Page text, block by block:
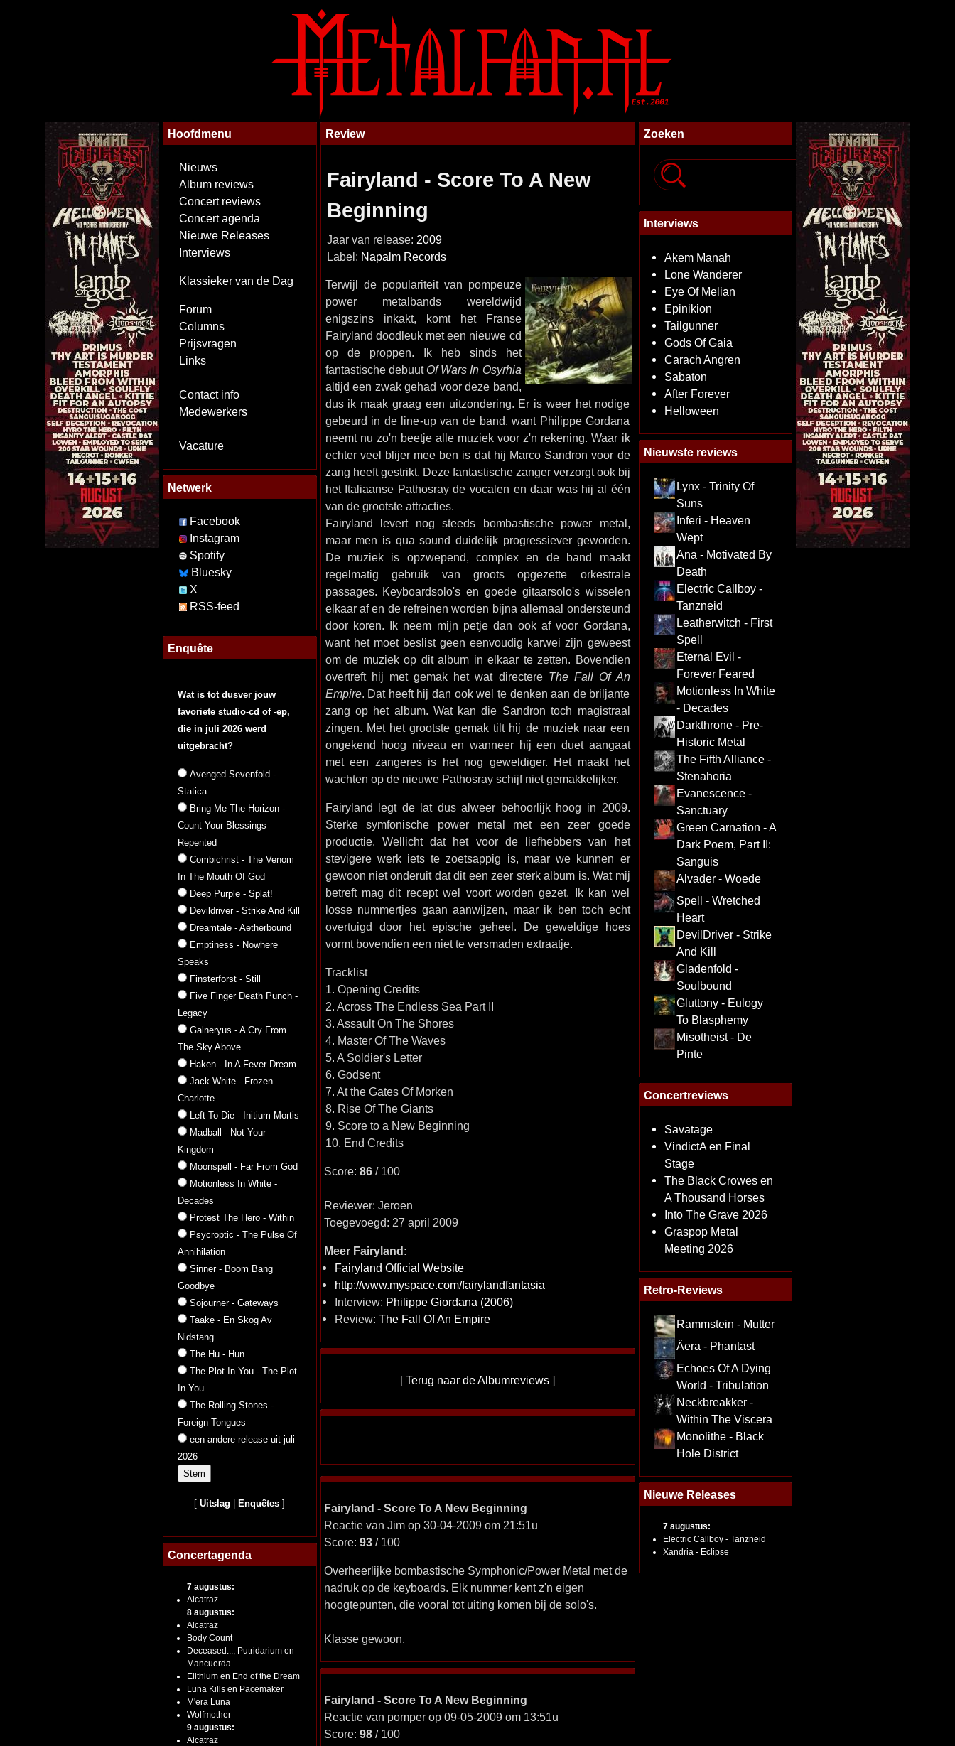
Hoofdmenu
Nieuws
Album reviews
Concert reviews
Concert agenda
Nieuwe Releases
Interviews
Klassieker van de Dag
Forum
Columns
Prijsvragen
Links
Contact info
Medewerkers
Vacature
Netwerk
Facebook
Instagram
Spotify
Bluesky
X
RSS-feed
Enquête
Wat is tot dusver jouw
favoriete studio-cd of -ep,
die in juli 2026 werd
uitgebracht?
Avenged Sevenfold -
Statica
Bring Me The Horizon -
Count Your Blessings
Repented
Combichrist - The Venom
In The Mouth Of God
Deep Purple - Splat!
Devildriver - Strike And Kill
Dreamtale - Aetherbound
Emptiness - Nowhere
Speaks
Finsterforst - Still
Five Finger Death Punch -
Legacy
Galneryus - A Cry From
The Sky Above
Haken - In A Fever Dream
Jack White - Frozen
Charlotte
Left To Die - Initium Mortis
Madball - Not Your
Kingdom
Moonspell - Far From God
Motionless In White -
Decades
Protest The Hero - Within
Psycroptic - The Pulse Of
Annihilation
Sinner - Boom Bang
Goodbye
Sojourner - Gateways
Taake - En Skog Av
Nidstang
The Hu - Hun
The Plot In You - The Plot
In You
The Rolling Stones -
Foreign Tongues
een andere release uit juli
2026
[Uitslag Enquêtes ]
Concertagenda
7 augustus:
Alcatraz
8 augustus:
Alcatraz
Body Count
Deceased..., Putridarium en
Mancuerda
Elithium en End of the Dream
Luna Kills en Pacemaker
M'era Luna
Wolfmother
9 augustus:
Alcatraz
Review
Fairyland - Score To A New
Beginning
Jaar van release: 2009
Label: Napalm Records
Terwijl de populariteit van pompeuze
power metalbands wereldwijd
enigszins inkakt, komt het Franse
Fairyland doodleuk met een nieuwe cd
op de proppen. Ik heb sinds het
fantastische debuut Of Wars In Osyrhia
altijd een zwak gehad voor deze band,
dus ik maak graag een uitzondering. Er is weer het nodige
gebeurd in de line-up van de band, want Philippe Gordana
neemt nu zo'n beetje alle muziek voor z'n rekening. Waar ik
echter veel blijer mee ben is dat hij Marco Sandron voor de
zang heeft gestrikt. Deze fantastische zanger verzorgt ook bij
het Italiaanse Pathosray de vocalen en daar was hij al één
van de grootste attracties.
Fairyland levert nog steeds bombastische power metal,
maar men is qua sound duidelijk progressiever geworden.
De muziek is opzwepend, complex en de band maakt
regelmatig gebruik van groots opgezette orkestrale
passages. Keyboardsolo's en goede gitaarsolo's wisselen
elkaar af en de refreinen worden bijna allemaal ondersteund
door koren. Ik neem mijn petje dan ook af voor Gordana,
want het moet beslist geen eenvoudig karwei zijn geweest
om de muziek op dit album in elkaar te zetten. Bovendien
overtreft hij met gemak het wat directere The Fall Of An
Empire. Dat heeft hij dan ook wel te denken aan de briljante
zang op het album. Wat kan die Sandron toch magistraal
zingen. Met het grootste gemak tilt hij de muziek naar een
ongekend hoog niveau en wanneer hij een duet aangaat
met een zangeres is het nog geweldiger. Het maakt het
wachten op de nieuwe Pathosray schijf niet gemakkelijker.
Fairyland legt de lat dus alweer behoorlijk hoog in 2009.
Sterke symfonische power metal met een zeer goede
productie. Wellicht dat het voor de liefhebbers van het
stevigere werk iets te zoetsappig is, maar we kunnen er
gewoon niet onderuit dat dit een zeer sterk album is. Wat mij
betreft mag dit recept wel voort worden gezet. Ik kan wel
losse nummertjes gaan aanwijzen, maar ik ben toch echt
overtuigd door het epische geheel. De geweldige hoes
vormt bovendien een niet te versmaden extraatje.
Tracklist
1. Opening Credits
2. Across The Endless Sea Part II
3. Assault On The Shores
4. Master Of The Waves
5. A Soldier's Letter
6. Godsent
7. At the Gates Of Morken
8. Rise Of The Giants
9. Score to a New Beginning
10. End Credits
Score: 86/ 100
Reviewer: Jeroen
Toegevoegd: 27 april 2009
Meer Fairyland:
Fairyland Official Website
http://www.myspace.com/fairylandfantasia
Interview: Philippe Giordana (2006)
Review: The Fall Of An Empire
[Terug naar de Albumreviews ]
Fairyland - Score To A New Beginning
Reactie van Jim op 30-04-2009 om 21:51u
Score: 93/ 100
Overheerlijke bombastische Symphonic/Power Metal met de
nadruk op de keyboards. Elk nummer kent z'n eigen
hoogtepunten, die vooral tot uiting komen bij de solo's.
Klasse gewoon.
Fairyland - Score To A New Beginning
Reactie van pomper op 09-05-2009 om 13:51u
Score: 98/ 100
Zoeken
Interviews
Akem Manah
Lone Wanderer
Eye Of Melian
Epinikion
Tailgunner
Gods Of Gaia
Carach Angren
Sabaton
After Forever
Helloween
Nieuwste reviews
Lynx - Trinity Of
Suns
Inferi - Heaven
Wept
Ana - Motivated By
Death
Electric Callboy -
Tanzneid
Leatherwitch - First
Spell
Eternal Evil -
Forever Feared
Motionless In White
- Decades
Darkthrone - Pre-
Historic Metal
The Fifth Alliance -
Stenahoria
Evanescence -
Sanctuary
Green Carnation - A
Dark Poem, Part II:
Sanguis
Alvader - Woede
Spell - Wretched
Heart
DevilDriver - Strike
And Kill
Gladenfold -
Soulbound
Gluttony - Eulogy
To Blasphemy
Misotheist - De
Pinte
Concertreviews
Savatage
VindictA en Final
Stage
The Black Crowes en
A Thousand Horses
Into The Grave 2026
Graspop Metal
Meeting 2026
Retro-Reviews
Rammstein - Mutter
Äera - Phantast
Echoes Of A Dying
World - Tribulation
Neckbreakker -
Within The Viscera
Monolithe - Black
Hole District
Nieuwe Releases
7 augustus:
Electric Callboy - Tanzneid
Xandria - Eclipse